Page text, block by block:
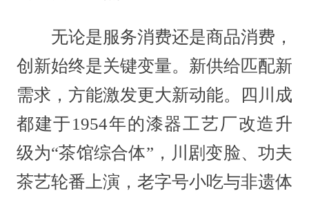
无论是服务消费还是商品消费，
创新始终是关键变量。新供给匹配新
需求，方能激发更大新动能。四川成
都建于1954年的漆器工艺厂改造升
级为“茶馆综合体”，川剧变脸、功夫
茶艺轮番上演，老字号小吃与非遗体